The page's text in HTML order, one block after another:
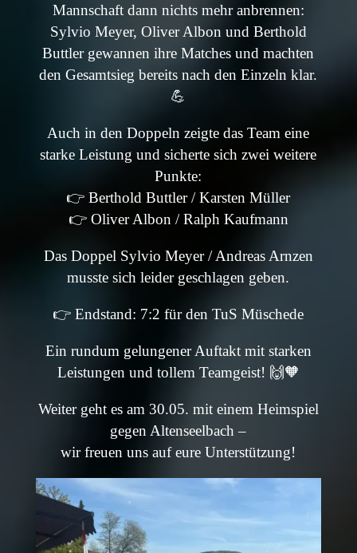
Mannschaft dann nichts mehr anbrennen:
Sylvio Meyer, Oliver Albon und Berthold
Buttler gewannen ihre Matches und machten
den Gesamtsieg bereits nach den Einzeln klar.
💪
Auch in den Doppeln zeigte das Team eine
starke Leistung und sicherte sich zwei weitere
Punkte:
👉 Berthold Buttler / Karsten Müller
👉 Oliver Albon / Ralph Kaufmann
Das Doppel Sylvio Meyer / Andreas Arnzen
musste sich leider geschlagen geben.
👉 Endstand: 7:2 für den TuS Müschede
Ein rundum gelungener Auftakt mit starken
Leistungen und tollem Teamgeist! 🙌🧡
Weiter geht es am 30.05. mit einem Heimspiel
gegen Altenseelbach –
wir freuen uns auf eure Unterstützung!